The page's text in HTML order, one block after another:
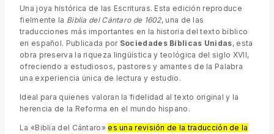
Una joya histórica de las Escrituras. Esta edición reproduce
fielmente la Biblia del Cántaro de 1602, una de las
traducciones más importantes en la historia del texto bíblico
en español. Publicada por Sociedades Bíblicas Unidas, esta
obra preserva la riqueza lingüística y teológica del siglo XVII,
ofreciendo a estudiosos, pastores y amantes de la Palabra
una experiencia única de lectura y estudio.
Ideal para quienes valoran la fidelidad al texto original y la
herencia de la Reforma en el mundo hispano.
La «Biblia del Cántaro»es una revisión de la traducción de la